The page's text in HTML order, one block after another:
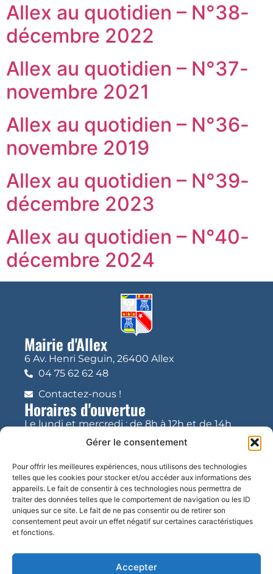
Gérer le consentement
Pour offrir les meilleures expériences, nous utilisons des technologies
telles que les cookies pour stocker et/ou accéder aux informations des
appareils. Le fait de consentir à ces technologies nous permettra de
traiter des données telles que le comportement de navigation ou les ID
uniques sur ce site. Le fait de ne pas consentir ou de retirer son
consentement peut avoir un effet négatif sur certaines caractéristiques
et fonctions.
Accepter
Allex au quotidien – N°38-
décembre 2022
Allex au quotidien – N°37-
novembre 2021
Allex au quotidien – N°36-
novembre 2019
Allex au quotidien – N°39-
décembre 2023
Allex au quotidien – N°40-
décembre 2024
Mairie d'Allex
6 Av. Henri Seguin, 26400 Allex
04 75 62 62 48
Contactez-nous !
Horaires d'ouvertue
Le lundi et mercredi : de 8h à 12h et de 14h
Le mardi, jeudi, vendredi et samedi : de 8h à
12h